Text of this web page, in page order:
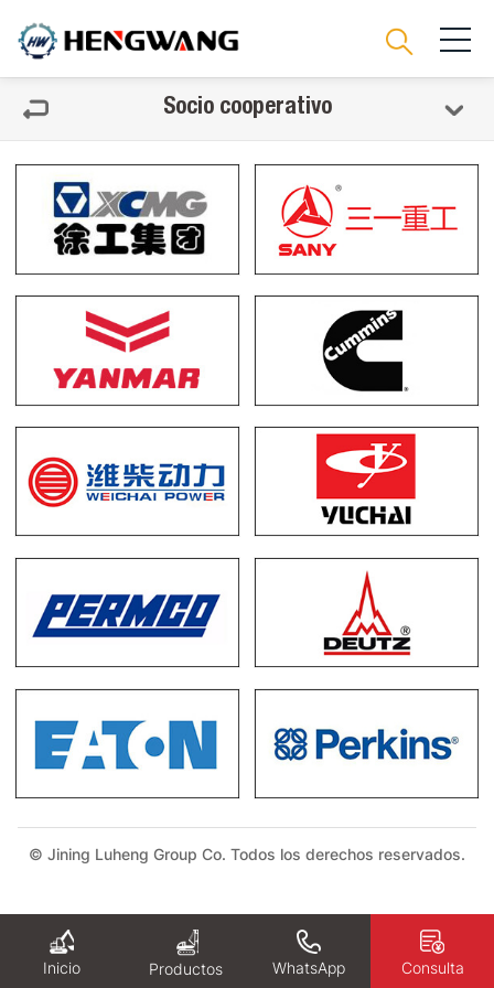
Socio cooperativo
© Jining Luheng Group Co. Todos los derechos reservados.
Inicio Productos WhatsApp Consulta